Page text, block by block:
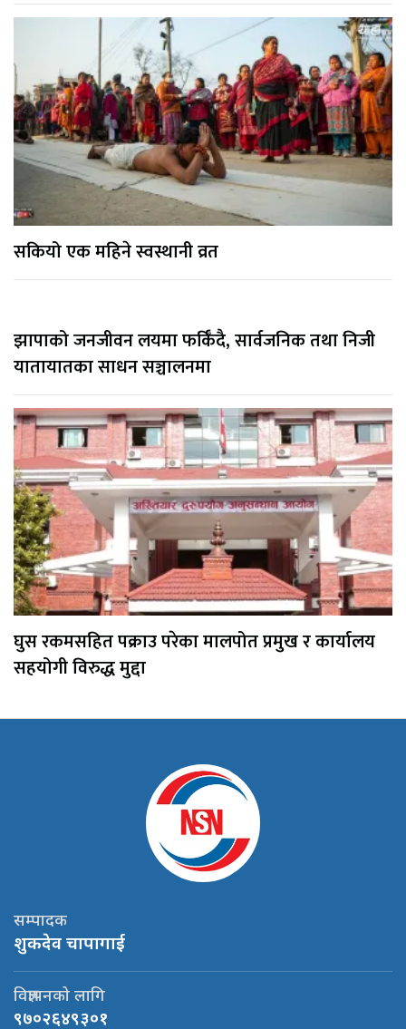
सकियो एक महिने स्वस्थानी व्रत
झापाको जनजीवन लयमा फर्किँदै, सार्वजनिक तथा निजी
यातायातका साधन सञ्चालनमा
घुस रकमसहित पक्राउ परेका मालपोत प्रमुख र कार्यालय
सहयोगी विरुद्ध मुद्दा
सम्पादक
शुकदेव चापागाई
विज्ञापनको लागि
९७०२६४९३०१